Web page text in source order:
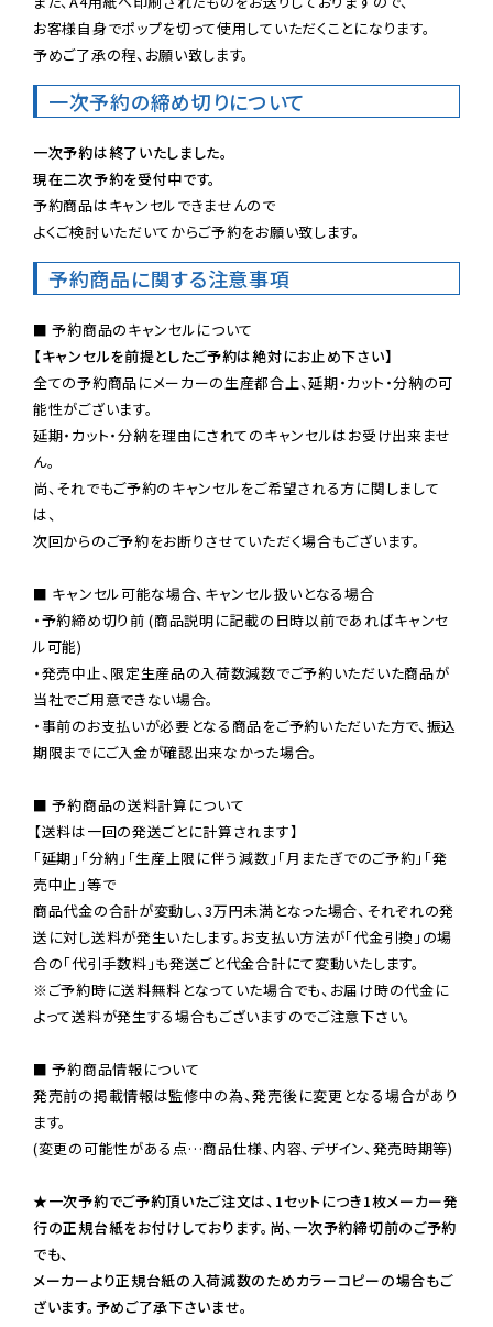
お客様自身でポップを切って使用していただくことになります。
予めご了承の程、お願い致します。
一次予約の締め切りについて
一次予約は終了いたしました。
現在二次予約を受付中です。
予約商品はキャンセルできませんので
よくご検討いただいてからご予約をお願い致します。
予約商品に関する注意事項
【キャンセルを前提としたご予約は絶対にお止め下さい】
全ての予約商品にメーカーの生産都合上、延期・カット・分納の可
能性がございます。
延期・カット・分納を理由にされてのキャンセルはお受け出来ませ
ん。
尚、それでもご予約のキャンセルをご希望される方に関しまして
は、
次回からのご予約をお断りさせていただく場合もございます。
■ キャンセル可能な場合、キャンセル扱いとなる場合
・予約締め切り前 (商品説明に記載の日時以前であればキャンセ
ル可能)
・発売中止、限定生産品の入荷数減数でご予約いただいた商品が
当社でご用意できない場合。
・事前のお支払いが必要となる商品をご予約いただいた方で、振込
期限までにご入金が確認出来なかった場合。
■ 予約商品の送料計算について
【送料は一回の発送ごとに計算されます】
「延期」「分納」「生産上限に伴う減数」「月またぎでのご予約」「発
売中止」等で
商品代金の合計が変動し、3万円未満となった場合、それぞれの発
送に対し送料が発生いたします。お支払い方法が「代金引換」の場
※ご予約時に送料無料となっていた場合でも、お届け時の代金に
よって送料が発生する場合もございますのでご注意下さい。
■ 予約商品情報について
発売前の掲載情報は監修中の為、発売後に変更となる場合があり
ます。
(変更の可能性がある点…商品仕様、内容、デザイン、発売時期等)
★一次予約でご予約頂いたご注文は、1セットにつき1枚メーカー発
行の正規台紙をお付けしております。尚、一次予約締切前のご予約
でも、
メーカーより正規台紙の入荷減数のためカラーコピーの場合もご
ざいます。予めご了承下さいませ。